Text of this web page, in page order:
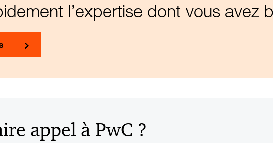
l’expertise dont vous avez
appel à PwC ?